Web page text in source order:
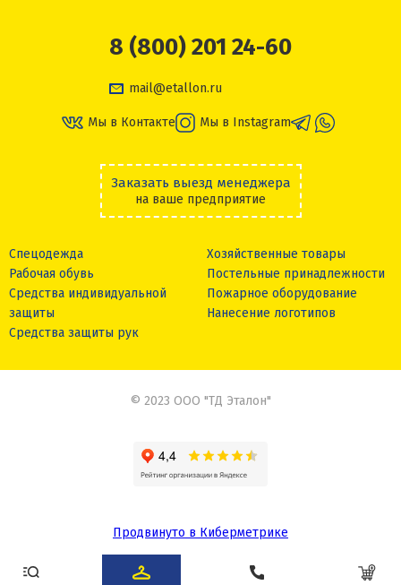
8 (800) 201 24-60
mail@etallon.ru
Мы в Контакте Мы в Instagram
Заказать выезд менеджера
на ваше предприятие
Спецодежда
Рабочая обувь
Средства индивидуальной
защиты
Средства защиты рук
Хозяйственные товары
Постельные принадлежности
Пожарное оборудование
Нанесение логотипов
© 2023 ООО "ТД Эталон"
Продвинуто в Киберметрике
Сделано в